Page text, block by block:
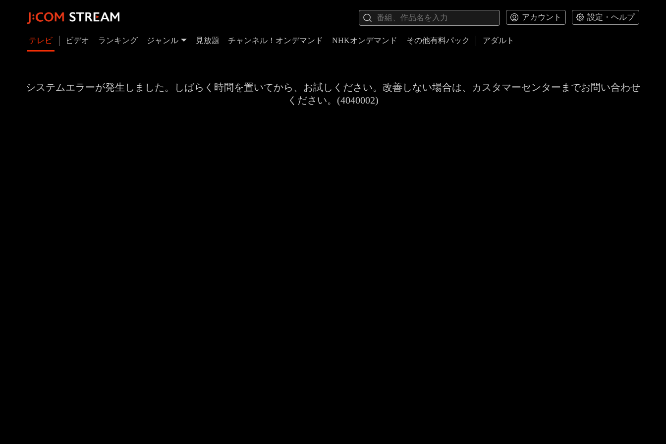
アカウント 設定・ヘルプ
テレビ ビデオ ランキング ジャンル 見放題 チャンネル！オンデマンド NHKオンデマンド その他有料パック アダルト
システムエラーが発生しました。しばらく時間を置いてから、お試しください。改善しない場合は、カスタマーセンターまでお問い合わせ
ください。(4040002)